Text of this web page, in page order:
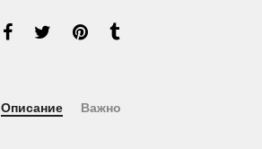
Описание Важно